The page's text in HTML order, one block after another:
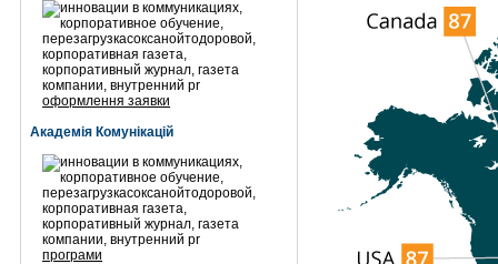
оформлення заявки
Академія Комунікацій
програми